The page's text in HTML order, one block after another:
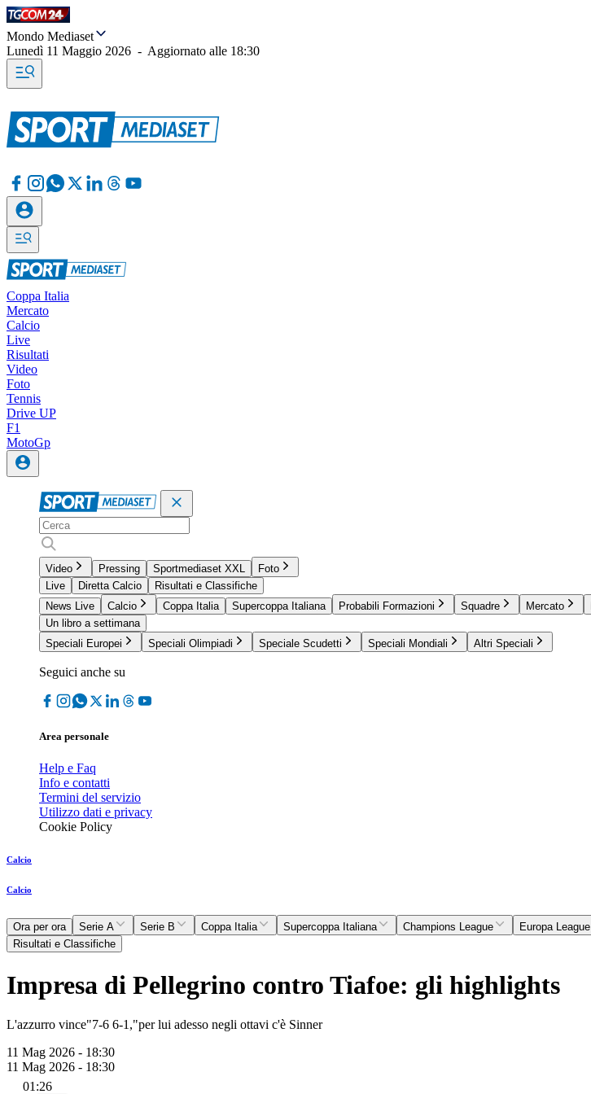
Mondo Mediaset
Lunedì 11 Maggio 2026 - Aggiornato alle 18:30
Coppa Italia
Mercato
Calcio
Live
Risultati
Video
Foto
Tennis
Drive UP
F1
MotoGp
Video Pressing Sportmediaset XXL
Foto
Live
Diretta Calcio
Risultati e Classifiche
News Live
Calcio Coppa Italia Supercoppa Italiana Probabili Formazioni Squadre Mercato
Un libro a settimana
Speciali Europei
Speciali Olimpiadi Speciale Scudetti Speciali Mondiali Altri Speciali
Seguici anche su
Area personale
Help e Faq
Info e contatti
Termini del servizio
Utilizzo dati e privacy
Cookie Policy
Calcio
Calcio
Ora per ora Serie A Serie B Coppa Italia Supercoppa Italiana Champions League Europa League
Risultati e Classifiche
Impresa di Pellegrino contro Tiafoe: gli highlights
L'azzurro vince"7-6 6-1,"per lui adesso negli ottavi c'è Sinner
11 Mag 2026 - 18:30
11 Mag 2026 - 18:30
01:26